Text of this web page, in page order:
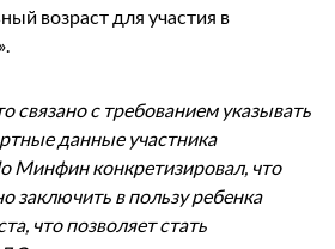
возраст для участия в
связано с требованием указывать
данные участника
Минфин конкретизировал, что
заключить в пользу ребенка
что позволяет стать